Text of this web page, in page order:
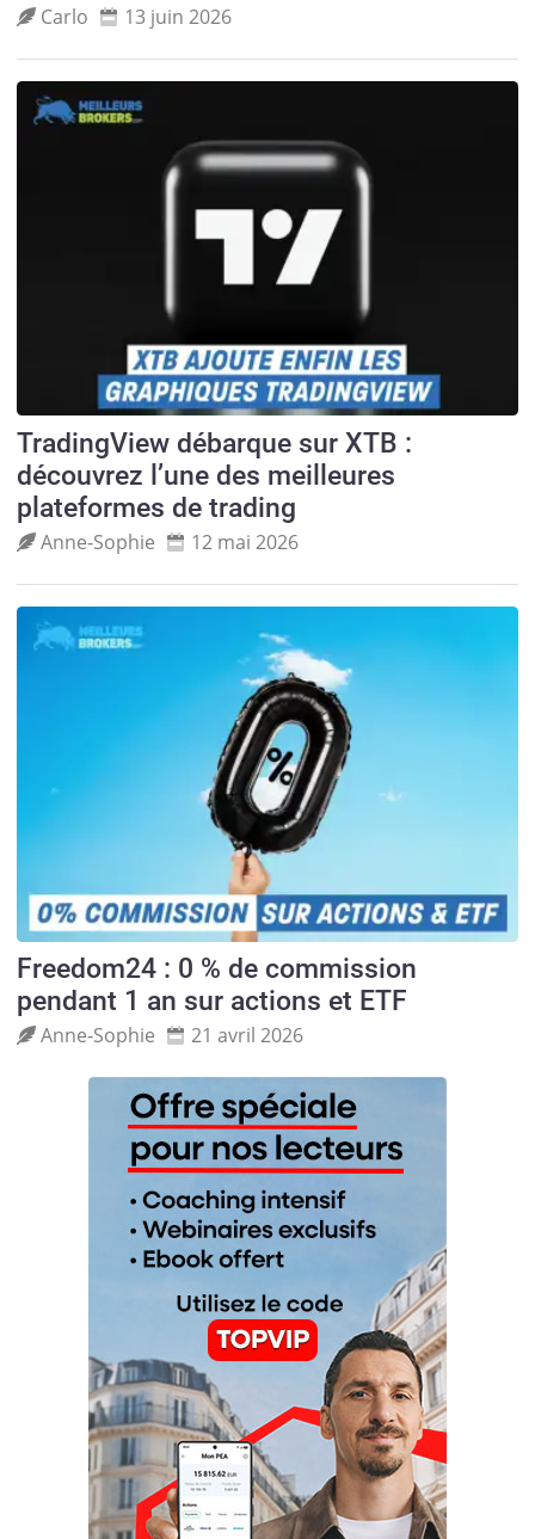
Carlo 13 juin 2026
TradingView débarque sur XTB :
découvrez l’une des meilleures
plateformes de trading
Anne‑Sophie 12 mai 2026
Freedom24 : 0 % de commission
pendant 1 an sur actions et ETF
Anne‑Sophie 21 avril 2026